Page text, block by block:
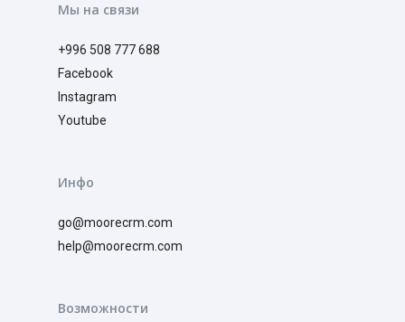
Мы на связи
+996 508 777 688
Facebook
Instagram
Youtube
Инфо
go@moorecrm.com
help@moorecrm.com
Возможности